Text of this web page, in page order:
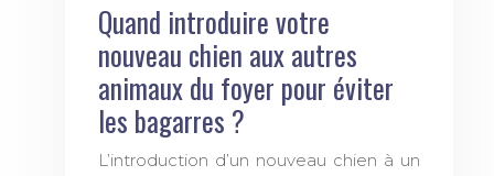
Quand introduire votre
nouveau chien aux autres
animaux du foyer pour éviter
les bagarres ?
L’introduction d’un nouveau chien à un